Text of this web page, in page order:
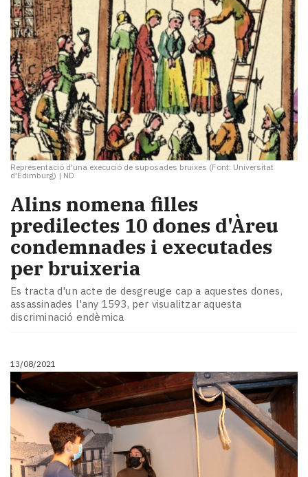
Representació d'una execució de suposades bruixes (Font: Universitat
d'Edimburg) | ND
Alins nomena filles
predilectes 10 dones d'Àreu
condemnades i executades
per bruixeria
Es tracta d'un acte de desgreuge cap a aquestes dones,
assassinades l'any 1593, per visualitzar aquesta
discriminació endèmica
13/08/2021